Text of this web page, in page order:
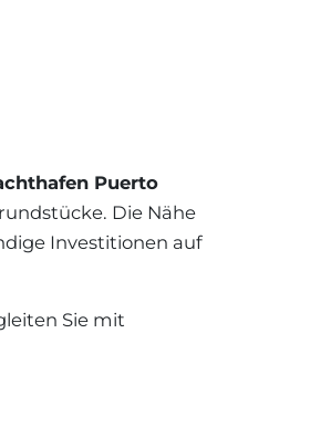
mallorca.com
Puerto
Die Nähe
Investitionen auf
Sie mit